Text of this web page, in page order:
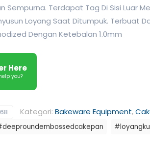
Sempurna. Terdapat Tag Di Sisi Luar
Loyang Saat Ditumpuk. Terbuat
Dengan Ketebalan 1.0mm
Here
you?
Kategori: Bakeware Equipment,